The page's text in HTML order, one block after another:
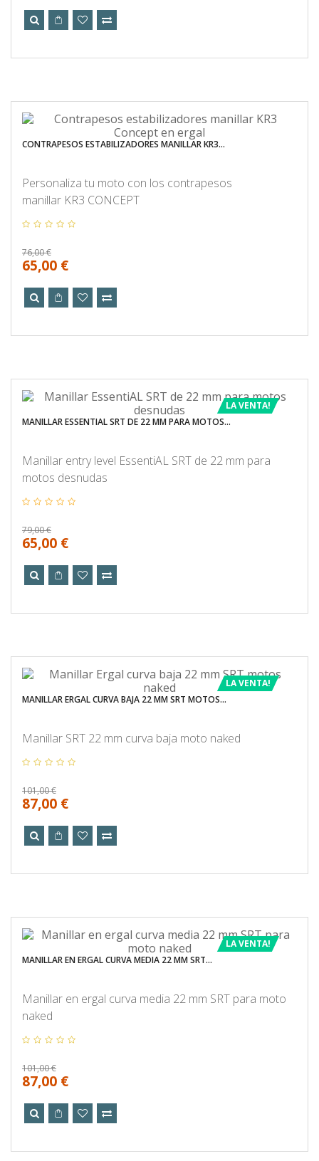
CONTRAPESOS ESTABILIZADORES MANILLAR KR3...
Personaliza tu moto con los contrapesos
manillar KR3 CONCEPT
76,00 €
65,00 €
LA VENTA!
MANILLAR ESSENTIAL SRT DE 22 MM PARA MOTOS...
Manillar entry level EssentiAL SRT de 22 mm para
motos desnudas
79,00 €
65,00 €
LA VENTA!
MANILLAR ERGAL CURVA BAJA 22 MM SRT MOTOS...
Manillar SRT 22 mm curva baja moto naked
101,00 €
87,00 €
LA VENTA!
MANILLAR EN ERGAL CURVA MEDIA 22 MM SRT...
Manillar en ergal curva media 22 mm SRT para moto
naked
101,00 €
87,00 €